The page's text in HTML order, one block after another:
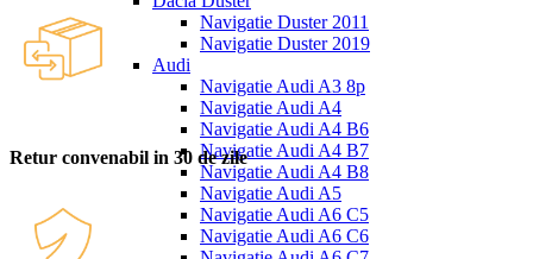
Navigatie Duster 2011
Navigatie Duster 2019
Audi
Navigatie Audi A3 8p
Navigatie Audi A4
Navigatie Audi A4 B6
Navigatie Audi A4 B7
Navigatie Audi A4 B8
Navigatie Audi A5
Navigatie Audi A6 C5
Navigatie Audi A6 C6
Retur convenabil in 30 de zile